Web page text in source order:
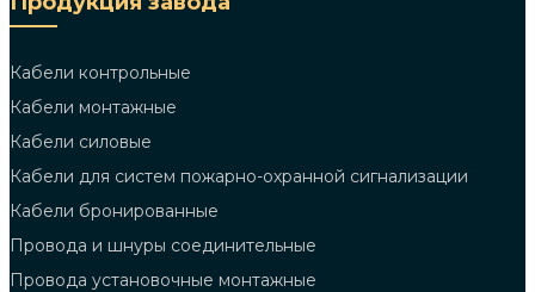
Кабели контрольные
Кабели монтажные
Кабели силовые
Кабели для систем пожарно-охранной сигнализации
Кабели бронированные
Провода и шнуры соединительные
Провода установочные монтажные